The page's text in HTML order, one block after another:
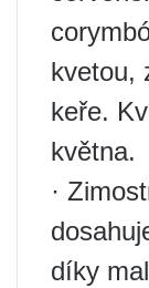
kvetou,
keře.
května.
·
díky